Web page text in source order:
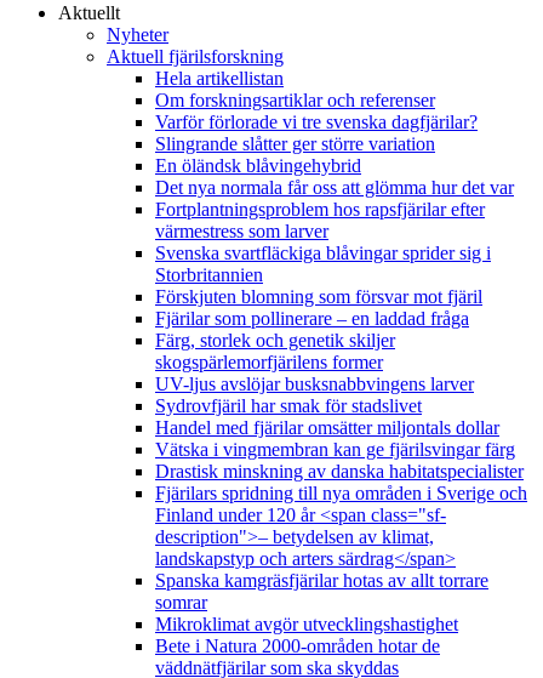
Aktuellt
Nyheter
Aktuell fjärilsforskning
Hela artikellistan
Om forskningsartiklar och referenser
Varför förlorade vi tre svenska dagfjärilar?
Slingrande slåtter ger större variation
En öländsk blåvingehybrid
Det nya normala får oss att glömma hur det var
Fortplantningsproblem hos rapsfjärilar efter
värmestress som larver
Svenska svartfläckiga blåvingar sprider sig i
Storbritannien
Förskjuten blomning som försvar mot fjäril
Fjärilar som pollinerare – en laddad fråga
Färg, storlek och genetik skiljer
skogspärlemorfjärilens former
UV-ljus avslöjar busksnabbvingens larver
Sydrovfjäril har smak för stadslivet
Handel med fjärilar omsätter miljontals dollar
Vätska i vingmembran kan ge fjärilsvingar färg
Drastisk minskning av danska habitatspecialister
Fjärilars spridning till nya områden i Sverige och
Finland under 120 år <span class="sf-
description">– betydelsen av klimat,
landskapstyp och arters särdrag</span>
Spanska kamgräsfjärilar hotas av allt torrare
somrar
Mikroklimat avgör utvecklingshastighet
Bete i Natura 2000-områden hotar de
väddnätfjärilar som ska skyddas